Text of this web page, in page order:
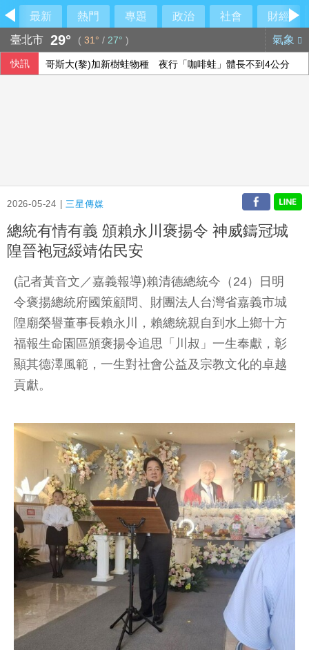
最新 熱門 專題 政治 社會
財經
臺北市 29° ( 31° / 27° ) 氣象
快訊 哥斯大(黎)加新樹蛙物種 夜行「咖啡蛙」體長不到4公分
2026-05-24 |三星傳媒
總統有情有義 頒賴永川褒揚令 神威鑄冠城
隍晉袍冠綏靖佑民安
(記者黃音文／嘉義報導)賴清德總統今（24）日明
令褒揚總統府國策顧問、財團法人台灣省嘉義市城
隍廟榮譽董事長賴永川，賴總統親自到水上鄉十方
福報生命園區頒褒揚令追思「川叔」一生奉獻，彰
顯其德澤風範，一生對社會公益及宗教文化的卓越
貢獻。